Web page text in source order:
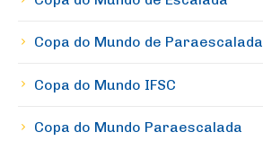
Copa do Mundo de Paraescalada
Copa do Mundo IFSC
Copa do Mundo Paraescalada